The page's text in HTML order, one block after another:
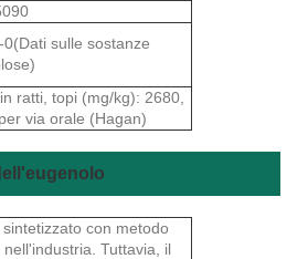
sulle sostanze
ratti, topi (mg/kg): 2680,
via orale (Hagan)
con metodo
nell'industria. Tuttavia, il